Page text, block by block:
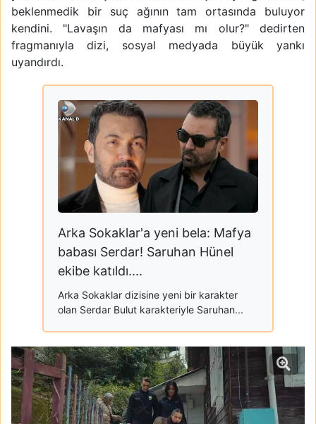
beklenmedik bir suç ağının tam ortasında buluyor
kendini. "Lavaşın da mafyası mı olur?" dedirten
fragmanıyla dizi, sosyal medyada büyük yankı
uyandırdı.
Arka Sokaklar'a yeni bela: Mafya
babası Serdar! Saruhan Hünel
ekibe katıldı....
Arka Sokaklar dizisine yeni bir karakter
olan Serdar Bulut karakteriyle Saruhan...